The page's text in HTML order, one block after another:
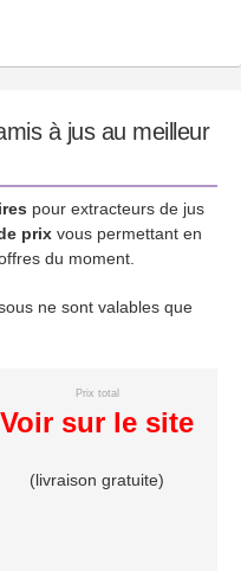
à jus au meilleur
pour extracteurs de jus
prix vous permettant en
du moment.
ne sont valables que
Prix total
Voir sur le site
(livraison gratuite)